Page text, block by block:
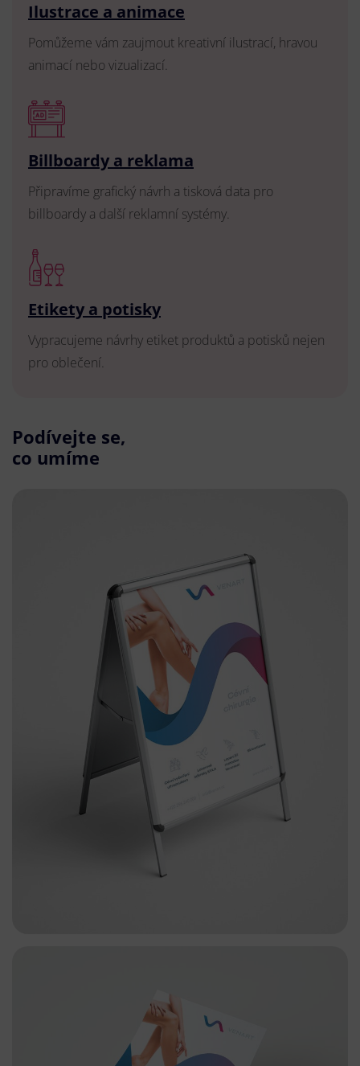
Ilustrace a animace
Pomůžeme vám zaujmout kreativní ilustrací, hravou
animací nebo vizualizací.
Billboardy a reklama
Připravíme grafický návrh a tisková data pro
billboardy a další reklamní systémy.
Etikety a potisky
Vypracujeme návrhy etiket produktů a potisků nejen
pro oblečení.
Podívejte se,
co umíme